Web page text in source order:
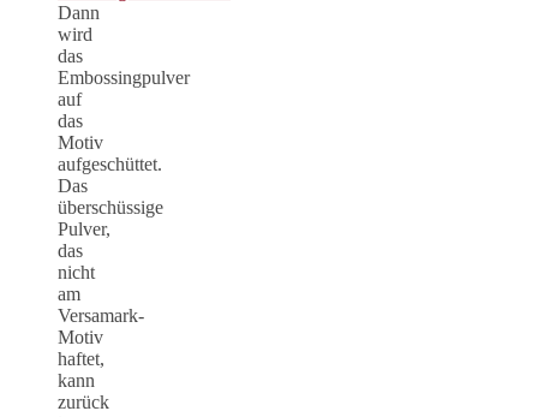
Dann
wird
das
Embossingpulver
auf
das
Motiv
aufgeschüttet.
Das
überschüssige
Pulver,
das
nicht
am
Versamark-
Motiv
haftet,
kann
zurück